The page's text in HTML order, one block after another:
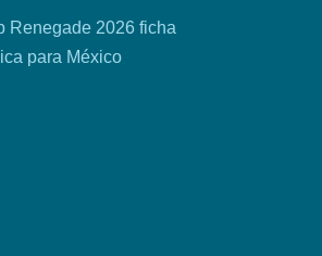
Renegade 2026 ficha
para México